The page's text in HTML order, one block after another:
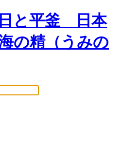
と平釜 日本
の精（うみの